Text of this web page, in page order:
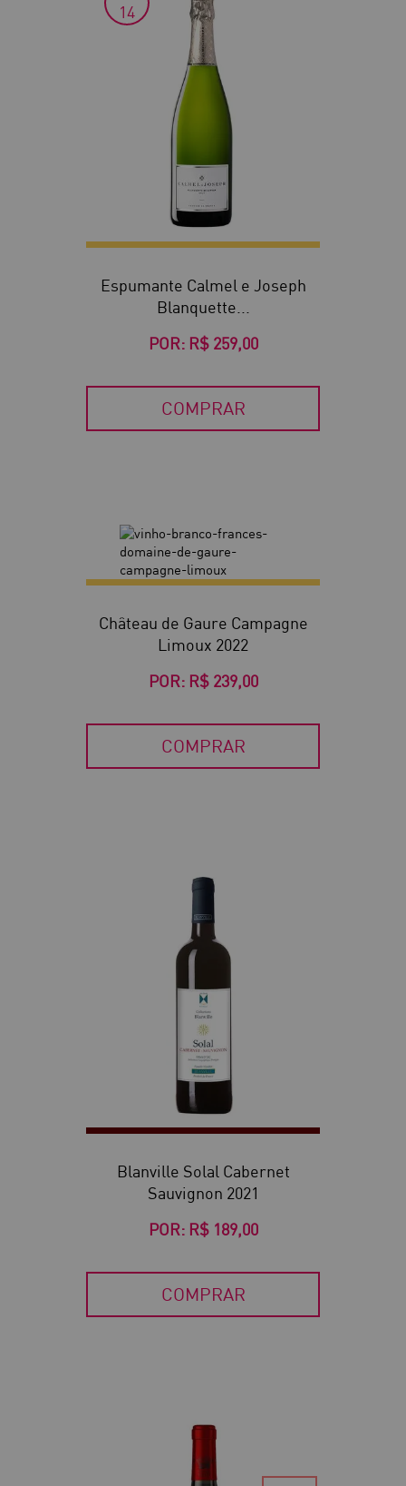
14
Espumante Calmel e Joseph
Blanquette...
POR: R$ 259,00
COMPRAR
Château de Gaure Campagne
Limoux 2022
POR: R$ 239,00
COMPRAR
Blanville Solal Cabernet
Sauvignon 2021
POR: R$ 189,00
COMPRAR